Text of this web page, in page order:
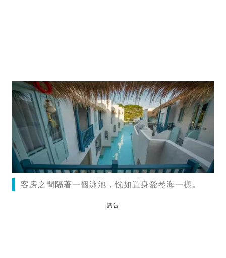
客房之間隔著一個泳池，恍如置身愛琴海一樣。
廣告